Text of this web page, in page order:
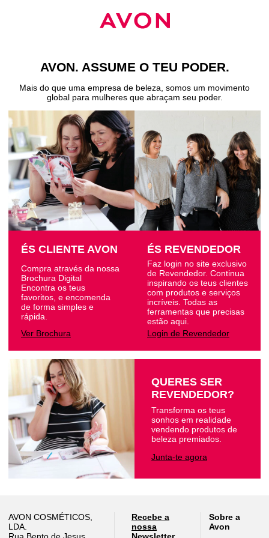
AVON. ASSUME O TEU PODER.
Mais do que uma empresa de beleza, somos um movimento
global para mulheres que abraçam seu poder.
ÉS CLIENTE AVON
Compra através da nossa
Brochura Digital
Encontra os teus
favoritos, e encomenda
de forma simples e
rápida.
Ver Brochura
ÉS REVENDEDOR
Faz login no site exclusivo
de Revendedor. Continua
inspirando os teus clientes
com produtos e serviços
incríveis. Todas as
ferramentas que precisas
estão aqui.
Login de Revendedor
QUERES SER
REVENDEDOR?
Transforma os teus
sonhos em realidade
vendendo produtos de
beleza premiados.
Junta-te agora
AVON COSMÉTICOS,
LDA.
Recebe a
nossa
Sobre a
Avon